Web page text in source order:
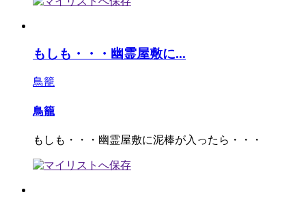
もしも・・・幽霊屋敷に...
鳥籠
鳥籠
もしも・・・幽霊屋敷に泥棒が入ったら・・・